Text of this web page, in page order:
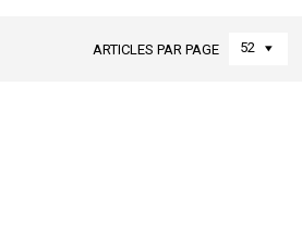
ARTICLES PAR PAGE 52